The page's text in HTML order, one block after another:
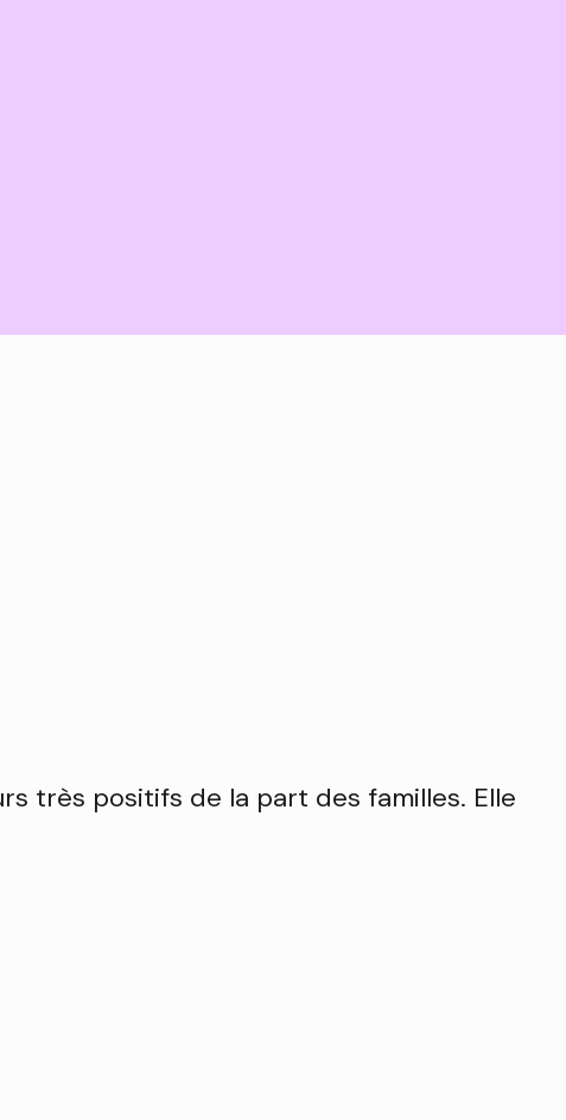
très positifs de la part des familles. Elle